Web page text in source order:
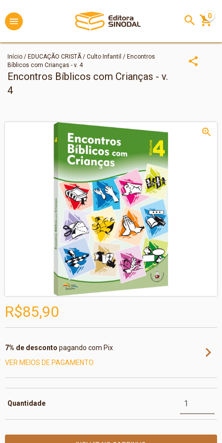
0
Início / EDUCAÇÃO CRISTÃ / Culto Infantil / Encontros
Bíblicos com Crianças - v. 4
Encontros Bíblicos com Crianças - v.
4
R$85,90
7% de desconto pagando com Pix
VER MEIOS DE PAGAMENTO
Quantidade